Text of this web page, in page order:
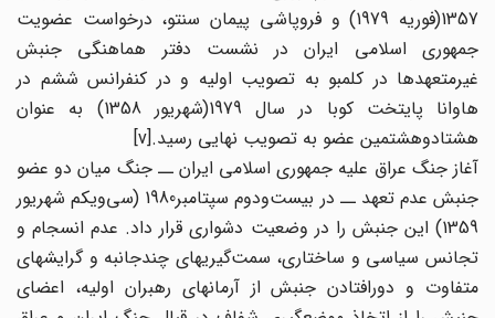
1357(فوریه 1979) و فروپاشی پیمان سنتو، درخواست عضویت
جمهوری اسلامی ایران در نشست دفتر هماهنگی جنبش
غیرمتعهدها در کلمبو به تصویب اولیه و در کنفرانس ششم در
هاوانا پایتخت کوبا در سال 1979(شهریور 1358) به عنوان
هشتادوهشتمین عضو به تصویب نهایی رسید.[v]
آغاز جنگ عراق علیه جمهوری اسلامی ایران ــ جنگ میان دو عضو
جنبش عدم تعهد ــ در بیست‌ودوم سپتامبر1980 (سی‌ویکم شهریور
1359) این جنبش را در وضعیت دشواری قرار داد. عدم انسجام و
تجانس سیاسی و ساختاری، سمت‌گیریهای چندجانبه و گرایشهای
متفاوت و دورافتادن جنبش از آرمانهای رهبران اولیه، اعضای